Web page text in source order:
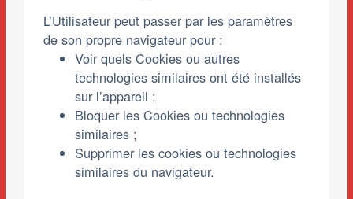
L’Utilisateur peut passer par les paramètres
de son propre navigateur pour :
Voir quels Cookies ou autres
technologies similaires ont été installés
sur l’appareil ;
Bloquer les Cookies ou technologies
similaires ;
Supprimer les cookies ou technologies
similaires du navigateur.